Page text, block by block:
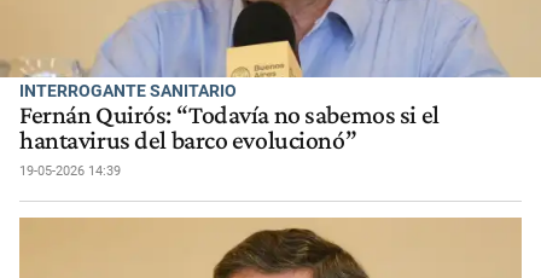
INTERROGANTE SANITARIO
Fernán Quirós: “Todavía no sabemos si el
hantavirus del barco evolucionó”
19-05-2026 14:39